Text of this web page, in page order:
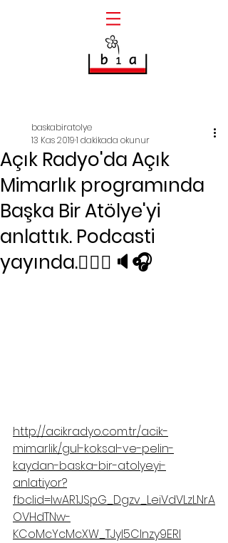
Açık Radyo'da Açık
Mimarlık programında
Başka Bir Atölye'yi
anlattık. Podcasti
yayında.👇🏻📢🔈🎧
baskabiratolye
13 Kas 20191 dakikada okunur
http://acikradyo.com.tr/acik-
mimarlik/gul-koksal-ve-pelin-
kaydan-baska-bir-atolyeyi-
anlatiyor?
fbclid=IwAR1JSpG_Dgzv_LeiVdVLzLNrA
OVHdTNw-
KCoMcYcMcXW_TJyI5Clnzy9ERI